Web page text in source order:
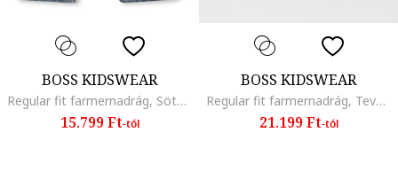
BOSS KIDSWEAR
Regular fit farmernadrág, Sötétkék
15.799 Ft-tól
BOSS KIDSWEAR
Regular fit farmernadrág, Tevebarna
21.199 Ft-tól